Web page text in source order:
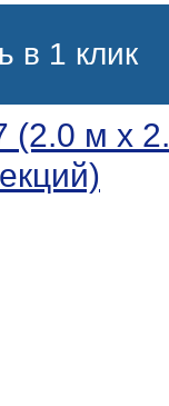
в 1 клик
(2.0 м х